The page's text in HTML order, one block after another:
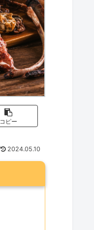
コピー
2024.05.10